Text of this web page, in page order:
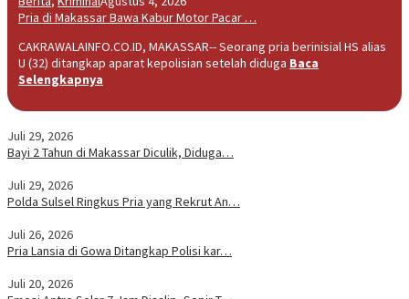
Pria di Makassar Bawa Kabur Motor Pacar …
CAKRAWALAINFO.CO.ID, MAKASSAR-- Seorang pria berinisial HS alias
U (32) ditangkap aparat kepolisian setelah diduga Baca
Selengkapnya
Juli 29, 2026
Bayi 2 Tahun di Makassar Diculik, Diduga…
Juli 29, 2026
Polda Sulsel Ringkus Pria yang Rekrut An…
Juli 26, 2026
Pria Lansia di Gowa Ditangkap Polisi kar…
Juli 20, 2026